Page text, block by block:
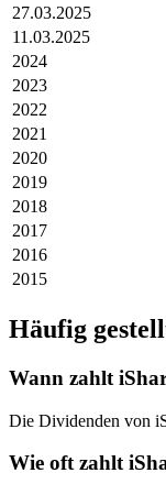
27.03.2025
11.03.2025
2024
2023
2022
2021
2020
2019
2018
2017
2016
2015
Häufig
Wann zahlt
Die Dividenden von
Wie oft zahlt